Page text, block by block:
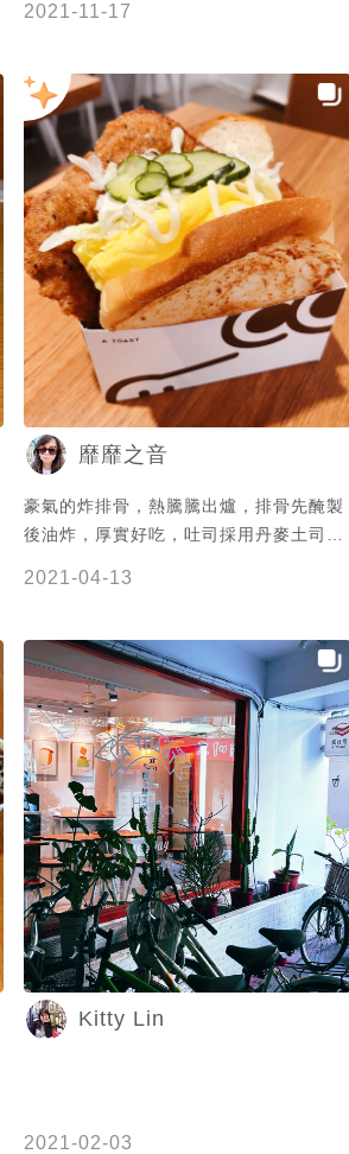
泥球滿驚豔的，只是每一顆都好小😂 是
很手工感的芋泥沾薄粉去炸的 吃起來很沒
有工廠感 鮮奶茶偏茶味多一點，還ok 沒
有特別驚艷 - 📍鱷吐司 台北市中正區羅
斯福路三段316巷8弄7號 週一～五8:00-
15:30 週六日 7:30-15:00 - #公館站 #公
館美食 #中正區 #中正美食 #吐司 #toast
#鱷吐司 #鮮奶茶 #小農鮮奶茶 #milktea
#芋泥 #芋泥球 #taro #台大美食 #公館早
餐 #台北早午餐 #早午餐 #brunch
2021-11-17
靡靡之音
豪氣的炸排骨，熱騰騰出爐，排骨先醃製
後油炸，厚實好吃，吐司採用丹麥土司，
高山金萱茶去油解膩，大推👍
2021-04-13
Kitty Lin
2021-02-03